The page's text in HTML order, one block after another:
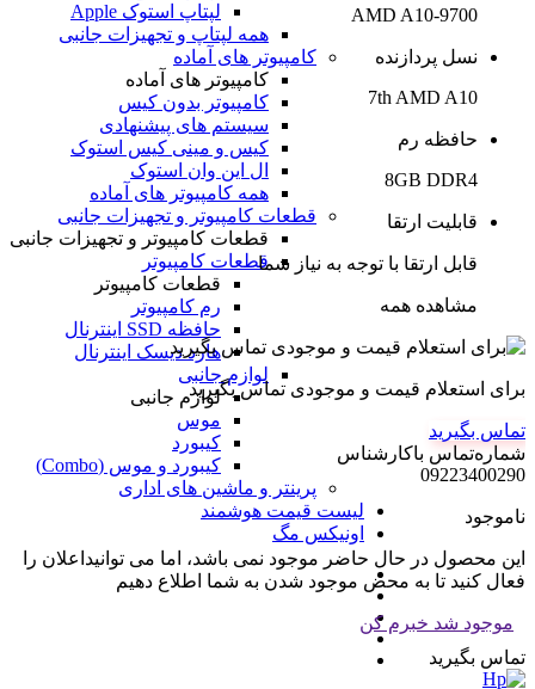
لپتاپ استوک Apple
همه لپتاپ و تجهیزات جانبی
کامپیوتر های آماده
کامپیوتر های آماده
کامپیوتر بدون کیس
سیستم های پیشنهادی
کیس و مینی کیس استوک
ال این وان استوک
همه کامپیوتر های آماده
قطعات کامپیوتر و تجهیزات جانبی
قطعات کامپیوتر و تجهیزات جانبی
قطعات کامپیوتر
قطعات کامپیوتر
رم کامپیوتر
حافظه SSD اینترنال
هارد دیسک اینترنال
لوازم جانبی
لوازم جانبی
موس
کیبورد
کیبورد و موس (Combo)
پرینتر و ماشین های اداری
لیست قیمت هوشمند
اونیکس مگ
AMD A10-9700
نسل پردازنده
7th AMD A10
حافظه رم
8GB DDR4
قابلیت ارتقا
قابل ارتقا با توجه به نیاز شما
مشاهده همه
برای استعلام قیمت و موجودی تماس بگیرید
تماس بگیرید
شماره‌تماس‌ با‌کارشناس
09223400290
ناموجود
این محصول در حال حاضر موجود نمی باشد، اما می توانیداعلان را
فعال کنید تا به محض موجود شدن به شما اطلاع دهیم
موجود شد خبرم کن
تماس بگیرید